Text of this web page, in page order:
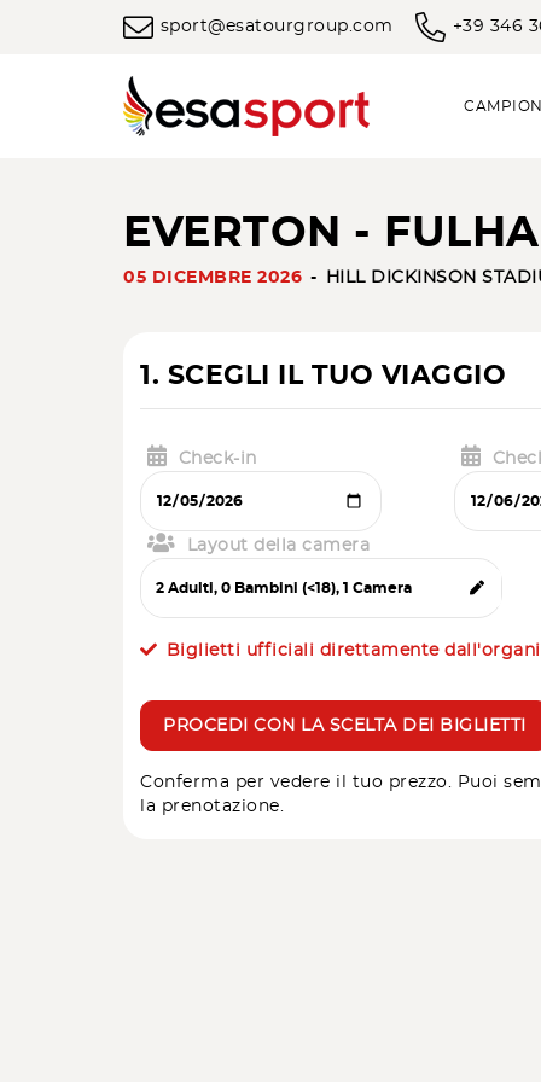
sport@esatourgroup.com +39 346
EVERTON -
05 DICEMBRE 2026 HILL DICKINSON
1. SCEGLI IL TUO VIAGGIO
Check-in
Layout della camera
Biglietti ufficiali direttamente
PROCEDI CON LA SCELTA DEI BIGLIETTI
Conferma per vedere il tuo prezzo. Puoi
la prenotazione.